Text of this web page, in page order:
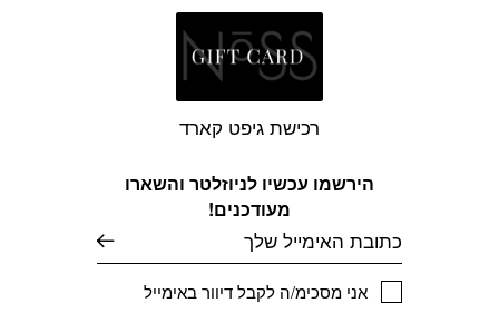
הירשמו עכשיו לניוזלטר והשארו
מעודכנים!
אני מסכימ/ה לקבל דיוור באימייל
רכישת גיפט קארד